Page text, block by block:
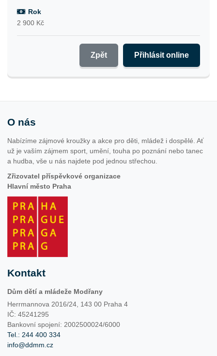
Rok
2 900 Kč
Přihlásit online
Zpět
O nás
Nabízíme zájmové kroužky a akce pro děti, mládež i dospělé. Ať
už je vaším zájmem sport, umění, touha po poznání nebo tanec
a hudba, vše u nás najdete pod jednou střechou.
Zřizovatel příspěvkové organizace
Hlavní město Praha
Kontakt
Dům dětí a mládeže Modřany
Herrmannova 2016/24, 143 00 Praha 4
IČ: 45241295
Bankovní spojení: 2002500024/6000
Tel.: 244 400 334
info@ddmm.cz